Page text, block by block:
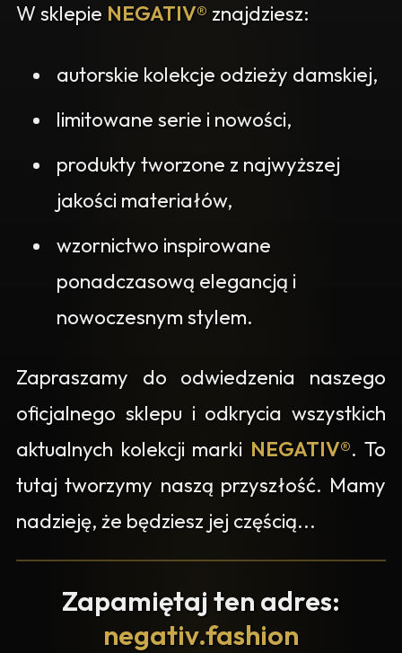
W sklepie NEGATIV® znajdziesz:
autorskie kolekcje odzieży damskiej,
limitowane serie i nowości,
produkty tworzone z najwyższej
jakości materiałów,
wzornictwo inspirowane
ponadczasową elegancją i
nowoczesnym stylem.
Zapraszamy do odwiedzenia naszego
oficjalnego sklepu i odkrycia wszystkich
aktualnych kolekcji marki NEGATIV®. To
tutaj tworzymy naszą przyszłość. Mamy
nadzieję, że będziesz jej częścią...
Zapamiętaj ten adres:
negativ.fashion